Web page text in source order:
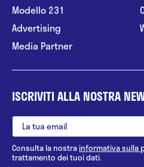
Modello 231
Advertising
Media Partner
ISCRIVITI ALLA NOSTRA
Consulta la nostrainformativa sulla
trattamento dei tuoi dati.